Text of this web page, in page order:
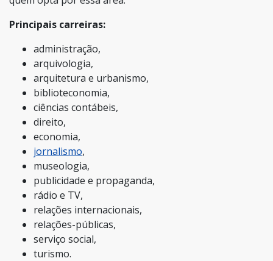
Principais carreiras:
administração,
arquivologia,
arquitetura e urbanismo,
biblioteconomia,
ciências contábeis,
direito,
economia,
jornalismo,
museologia,
publicidade e propaganda,
rádio e TV,
relações internacionais,
relações-públicas,
serviço social,
turismo.